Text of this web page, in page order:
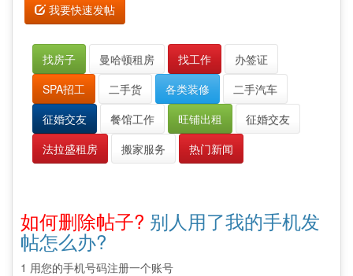
我要快速发帖
找房子 曼哈顿租房 找工作
办签证
SPA招工
二手货 各类装修
二手汽车
征婚交友
餐馆工作 旺铺出租
征婚交友
法拉盛租房
搬家服务 热门新闻
如何删除帖子? 别人用了我的手机发
帖怎么办?
1 用您的手机号码注册一个账号